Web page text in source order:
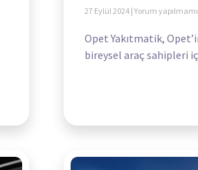
27 Eylül 2024 Yorum
Opet Yakıtmatik,
bireysel araç sahipleri